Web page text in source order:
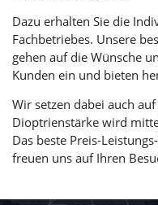
Dazu erhalten Sie die
Fachbetriebes. Unsere
gehen auf die Wünsche
Kunden ein und bieten
Wir setzen dabei auch
Dioptrienstärke wird
Das beste Preis-
freuen uns auf Ihren